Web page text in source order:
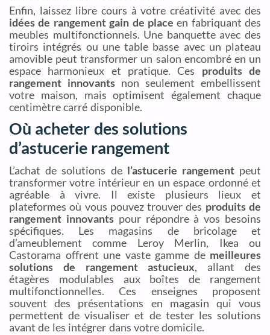
Enfin, laissez libre cours à votre créativité avec des
idées de rangement gain de place en fabriquant des
meubles multifonctionnels. Une banquette avec des
tiroirs intégrés ou une table basse avec un plateau
amovible peut transformer un salon encombré en un
espace harmonieux et pratique. Ces produits de
rangement innovants non seulement embellissent
votre maison, mais optimisent également chaque
centimètre carré disponible.
Où acheter des solutions
d’astucerie rangement
L’achat de solutions de l’astucerie rangementpeut
transformer votre intérieur en un espace ordonné et
agréable à vivre. Il existe plusieurs lieux et
plateformes où vous pouvez trouver des produits de
rangement innovantspour répondre à vos besoins
spécifiques. Les magasins de bricolage et
d’ameublement comme Leroy Merlin, Ikea ou
Castorama offrent une vaste gamme de meilleures
solutions de rangement astucieux, allant des
étagères modulables aux boîtes de rangement
multifonctionnelles. Ces enseignes proposent
souvent des présentations en magasin qui vous
permettent de visualiser et de tester les solutions
avant de les intégrer dans votre domicile.